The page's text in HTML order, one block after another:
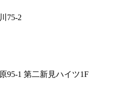
75-2
95-1 第二新見ハイツ1F